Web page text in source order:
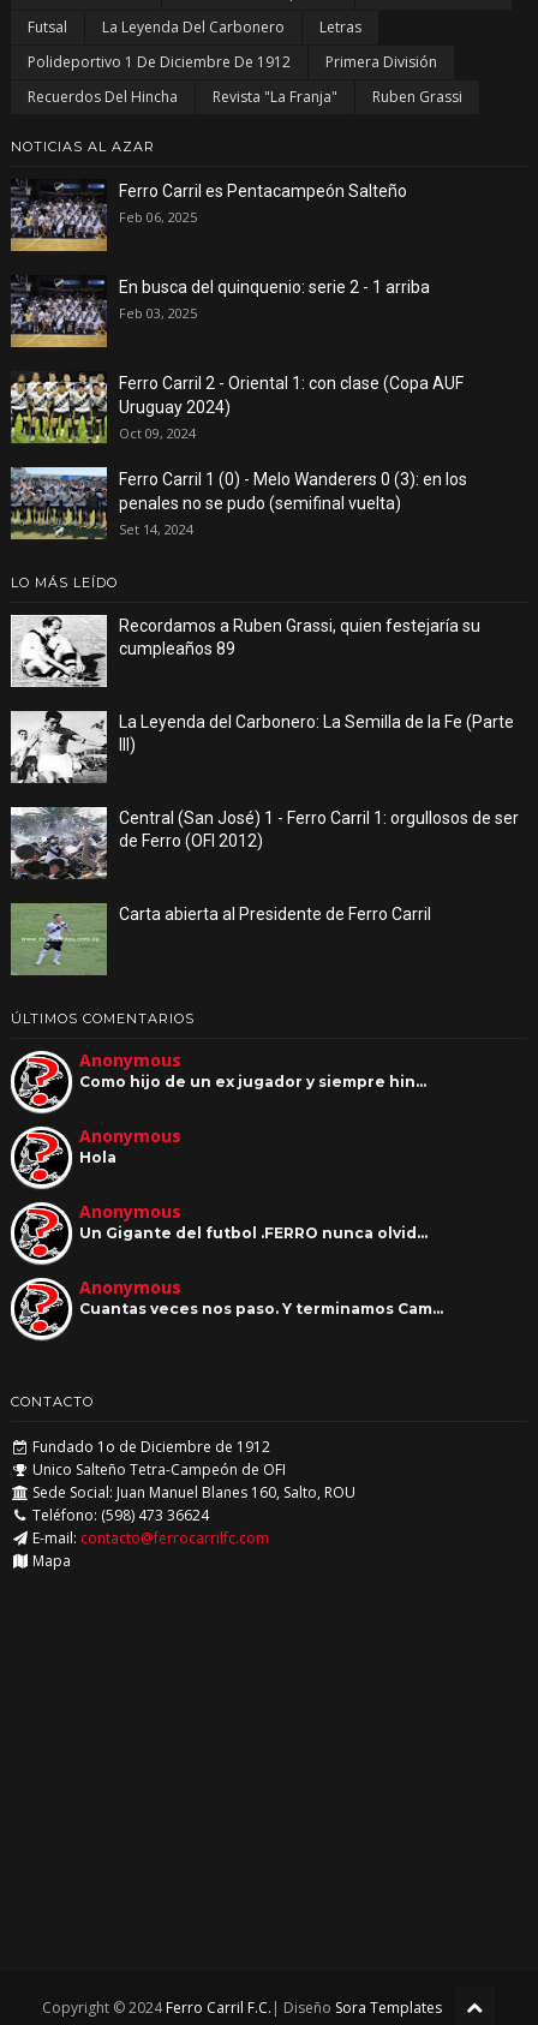
Futsal
La Leyenda Del Carbonero
Letras
Polideportivo 1 De Diciembre De 1912
Primera División
Recuerdos Del Hincha
Revista "La Franja" Ruben Grassi
NOTICIAS AL AZAR
Ferro Carril es Pentacampeón Salteño
Feb 06, 2025
En busca del quinquenio: serie 2 - 1 arriba
Feb 03, 2025
Ferro Carril 2 - Oriental 1: con clase (Copa AUF
Uruguay 2024)
Oct 09, 2024
Ferro Carril 1 (0) - Melo Wanderers 0 (3): en los
penales no se pudo (semifinal vuelta)
Set 14, 2024
LO MÁS LEÍDO
Recordamos a Ruben Grassi, quien festejaría su
cumpleaños 89
La Leyenda del Carbonero: La Semilla de la Fe (Parte
III)
Central (San José) 1 - Ferro Carril 1: orgullosos de ser
de Ferro (OFI 2012)
Carta abierta al Presidente de Ferro Carril
ÚLTIMOS COMENTARIOS
Anonymous
Como hijo de un ex jugador y siempre hin…
Anonymous
Hola
Anonymous
Un Gigante del futbol .FERRO nunca olvid…
Anonymous
Cuantas veces nos paso. Y terminamos Cam…
CONTACTO
Fundado 1o de Diciembre de 1912
Unico Salteño Tetra-Campeón de OFI
Sede Social: Juan Manuel Blanes 160, Salto, ROU
Teléfono: (598) 473 36624
E-mail: contacto@ferrocarrilfc.com
Mapa
Copyright © 2024Ferro Carril F.C. | Diseño Sora Templates